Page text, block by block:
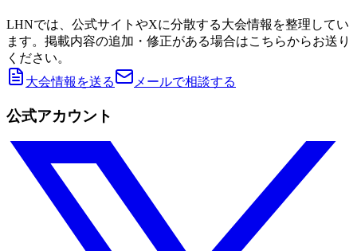
LHNでは、公式サイトやXに分散する大会情報を整理してい
ます。掲載内容の追加・修正がある場合はこちらからお送り
ください。
大会情報を送る
メールで相談する
公式アカウント